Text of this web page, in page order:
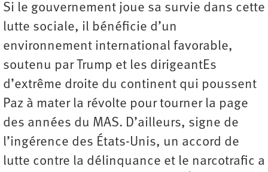
Si le gouvernement joue sa survie dans cette
lutte sociale, il bénéficie d’un
environnement international favorable,
soutenu par Trump et les dirigeantEs
d’extrême droite du continent qui poussent
Paz à mater la révolte pour tourner la page
des années du MAS. D’ailleurs, signe de
l’ingérence des États-Unis, un accord de
lutte contre la délinquance et le narcotrafic a